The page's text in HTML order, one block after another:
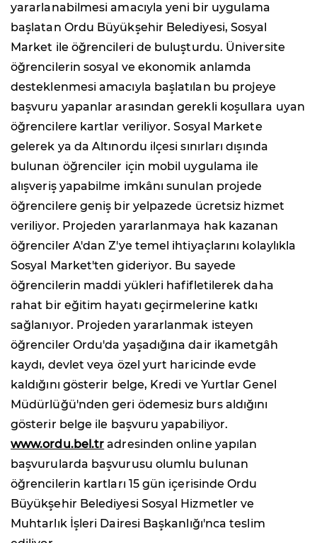
yararlanabilmesi amacıyla yeni bir uygulama
başlatan Ordu Büyükşehir Belediyesi, Sosyal
Market ile öğrencileri de buluşturdu. Üniversite
öğrencilerin sosyal ve ekonomik anlamda
desteklenmesi amacıyla başlatılan bu projeye
başvuru yapanlar arasından gerekli koşullara uyan
öğrencilere kartlar veriliyor. Sosyal Markete
gelerek ya da Altınordu ilçesi sınırları dışında
bulunan öğrenciler için mobil uygulama ile
alışveriş yapabilme imkânı sunulan projede
öğrencilere geniş bir yelpazede ücretsiz hizmet
veriliyor. Projeden yararlanmaya hak kazanan
öğrenciler A'dan Z'ye temel ihtiyaçlarını kolaylıkla
Sosyal Market'ten gideriyor. Bu sayede
öğrencilerin maddi yükleri hafifletilerek daha
rahat bir eğitim hayatı geçirmelerine katkı
sağlanıyor. Projeden yararlanmak isteyen
öğrenciler Ordu'da yaşadığına dair ikametgâh
kaydı, devlet veya özel yurt haricinde evde
kaldığını gösterir belge, Kredi ve Yurtlar Genel
Müdürlüğü'nden geri ödemesiz burs aldığını
gösterir belge ile başvuru yapabiliyor.
www.ordu.bel.tr adresinden online yapılan
başvurularda başvurusu olumlu bulunan
öğrencilerin kartları 15 gün içerisinde Ordu
Büyükşehir Belediyesi Sosyal Hizmetler ve
Muhtarlık İşleri Dairesi Başkanlığı'nca teslim